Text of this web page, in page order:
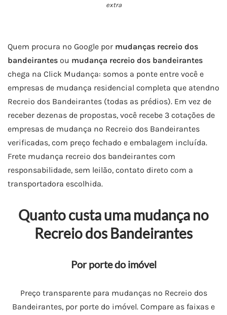
extra
Quem procura no Google por mudanças recreio dos
bandeirantes ou mudança recreio dos bandeirantes
chega na Click Mudança: somos a ponte entre você e
empresas de mudança residencial completa que atendno
Recreio dos Bandeirantes (todas as prédios). Em vez de
receber dezenas de propostas, você recebe 3 cotações de
empresas de mudança no Recreio dos Bandeirantes
verificadas, com preço fechado e embalagem incluída.
Frete mudança recreio dos bandeirantes com
responsabilidade, sem leilão, contato direto com a
transportadora escolhida.
Quanto custa uma mudança no
Recreio dos Bandeirantes
Por porte do imóvel
Preço transparente para mudanças no Recreio dos
Bandeirantes, por porte do imóvel. Compare as faixas e